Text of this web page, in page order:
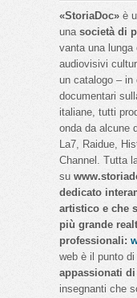
«StoriaDoc» è
una società di
vanta una lunga
audiovisivi
un catalogo – in
documentari
italiane, tutti
onda da alcune
La7, Raidue,
Channel. Tutta
su
dedicato
artistico e che
più grande
professionali:
web è il punto
appassionati
insegnanti che